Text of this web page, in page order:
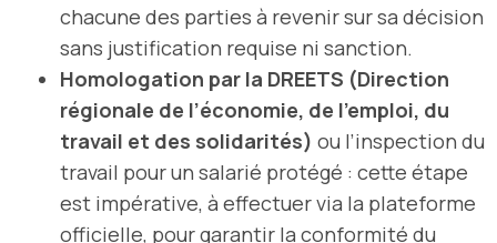
chacune des parties à revenir sur sa décision
sans justification requise ni sanction.
Homologation par la DREETS (Direction
régionale de l’économie, de l’emploi, du
travail et des solidarités) ou l’inspection du
travail pour un salarié protégé : cette étape
est impérative, à effectuer via la plateforme
officielle, pour garantir la conformité du